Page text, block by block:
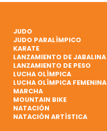
JUDO
JUDO PARALÍMPICO
KARATE
LANZAMIENTO DE JABALINA
LANZAMIENTO DE PESO
LUCHA OLÍMPICA
LUCHA OLÍMPICA FEMENINA
MARCHA
MOUNTAIN BIKE
NATACIÓN
NATACIÓN ARTÍSTICA